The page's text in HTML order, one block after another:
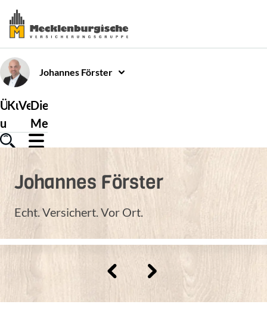
Johannes Förster
Über
uns
Kundenservice
Versicherungen
Die
Mecklenburgische
Johannes Förster
Echt. Versichert. Vor Ort.